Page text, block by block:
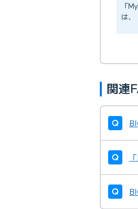
「
は、
関連